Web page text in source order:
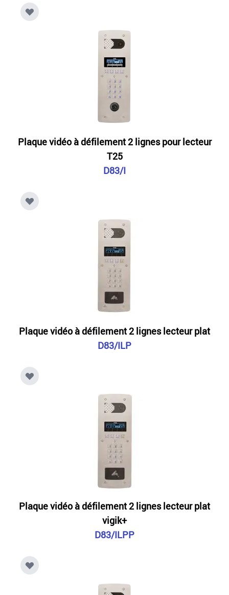
Plaque vidéo à défilement 2 lignes pour lecteur
T25
D83/I
Plaque vidéo à défilement 2 lignes lecteur plat
D83/ILP
Plaque vidéo à défilement 2 lignes lecteur plat
vigik+
D83/ILPP